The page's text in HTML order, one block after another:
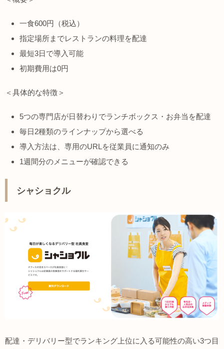
一食600円（税込）
指定場所までレストランの料理を配達
最短3日で導入可能
初期費用は0円
＜具体的な特徴＞
5つの専門店が日替わりでランチボックス・お弁当を配達
毎日2種類のラインナップから選べる
導入方法は、専用のURLを従業員に通知のみ
1週間分のメニューが確認できる
シャショクル
配達・デリバリー型でランキング上位に入る可能性の高い3つ目